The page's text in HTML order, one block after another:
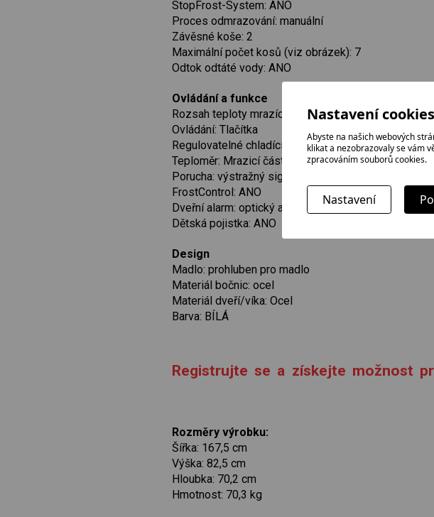
StopFrost-System: ANO
Proces odmrazování: manuální
Závěsné koše: 2
Maximální počet kosů (viz obrázek): 7
Odtok odtáté vody: ANO
Ovládání a funkce
Rozsah teploty mrazící část: -14 °C až -28 °C
Ovládání: Tlačítka
Regulovatelné chladící okruhy: 1
Teploměr: Mrazicí část
Porucha: výstražný signál optický a akustický
FrostControl: ANO
Dveřní alarm: optický a akustický
Dětská pojistka: ANO
Design
Madlo: prohluben pro madlo
Materiál bočnic: ocel
Materiál dveří/víka: Ocel
Barva: BÍLÁ
Registrujte se a získejte možnost
Rozměry výrobku:
Šířka: 167,5 cm
Výška: 82,5 cm
Hloubka: 70,2 cm
Hmotnost: 70,3 kg
Nastavení
Abyste na našich webových
klikat a nezobrazovaly se vám
zpracováním souborů cookies.
Nastavení